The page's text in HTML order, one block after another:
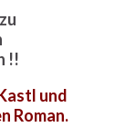
!!
und
Roman.